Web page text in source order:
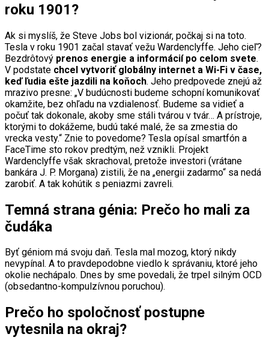
roku 1901?
Ak si myslíš, že Steve Jobs bol vizionár, počkaj si na toto.
Tesla v roku 1901 začal stavať vežu Wardenclyffe. Jeho cieľ?
Bezdrôtový prenos energie a informácií po celom svete.
V podstate chcel vytvoriť globálny internet a Wi-Fi v čase,
keď ľudia ešte jazdili na koňoch. Jeho predpovede znejú až
mrazivo presne: „V budúcnosti budeme schopní komunikovať
okamžite, bez ohľadu na vzdialenosť. Budeme sa vidieť a
počuť tak dokonale, akoby sme stáli tvárou v tvár… A prístroje,
ktorými to dokážeme, budú také malé, že sa zmestia do
vrecka vesty.“ Znie to povedome? Tesla opísal smartfón a
FaceTime sto rokov predtým, než vznikli. Projekt
Wardenclyffe však skrachoval, pretože investori (vrátane
bankára J. P. Morgana) zistili, že na „energii zadarmo“ sa nedá
zarobiť. A tak kohútik s peniazmi zavreli.
Temná strana génia: Prečo ho mali za
čudáka
Byť géniom má svoju daň. Tesla mal mozog, ktorý nikdy
nevypínal. A to pravdepodobne viedlo k správaniu, ktoré jeho
okolie nechápalo. Dnes by sme povedali, že trpel silným OCD
(obsedantno-kompulzívnou poruchou).
Prečo ho spoločnosť postupne
vytesnila na okraj?